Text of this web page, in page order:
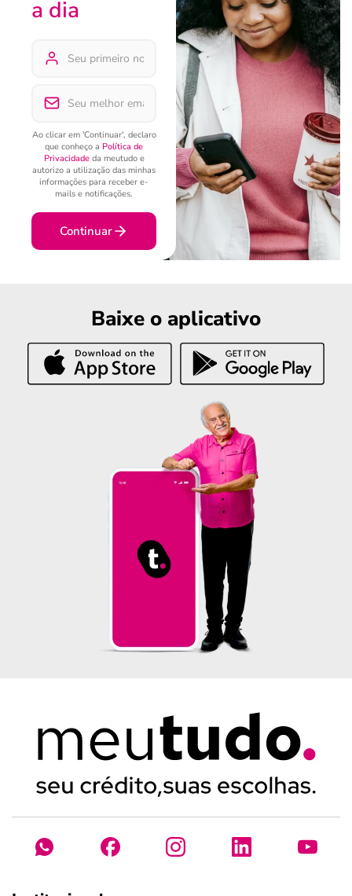
a dia
Ao clicar em 'Continuar', declaro
que conheço a Política de
Privacidadeda meutudo e
autorizo a utilização das minhas
informações para receber e-
mails e notificações.
Continuar
Baixe o aplicativo